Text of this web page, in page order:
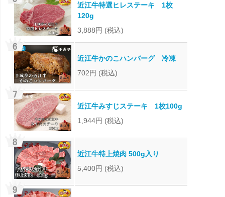
近江牛特選ヒレステーキ 1枚
120g
3,888円 (税込)
近江牛かのこハンバーグ 冷凍
702円 (税込)
近江牛みすじステーキ 1枚100g
1,944円 (税込)
近江牛特上焼肉 500g入り
5,400円 (税込)